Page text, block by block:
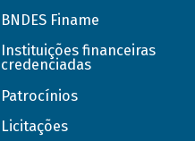
BNDES Finame
Instituições financeiras
credenciadas
Patrocínios
Licitações